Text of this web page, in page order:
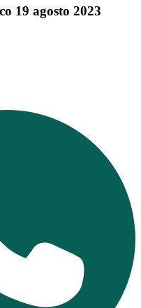
19 agosto 2023